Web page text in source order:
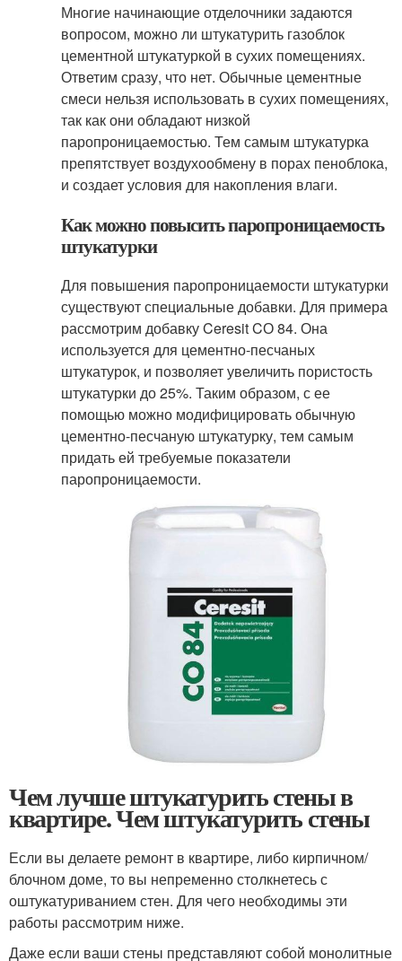
Многие начинающие отделочники задаются
вопросом, можно ли штукатурить газоблок
цементной штукатуркой в сухих помещениях.
Ответим сразу, что нет. Обычные цементные
смеси нельзя использовать в сухих помещениях,
так как они обладают низкой
паропроницаемостью. Тем самым штукатурка
препятствует воздухообмену в порах пеноблока,
и создает условия для накопления влаги.
Как можно повысить паропроницаемость
штукатурки
Для повышения паропроницаемости штукатурки
существуют специальные добавки. Для примера
рассмотрим добавку Ceresit CО 84. Она
используется для цементно-песчаных
штукатурок, и позволяет увеличить пористость
штукатурки до 25%. Таким образом, с ее
помощью можно модифицировать обычную
цементно-песчаную штукатурку, тем самым
придать ей требуемые показатели
паропроницаемости.
Чем лучше штукатурить стены в
квартире. Чем штукатурить стены
Если вы делаете ремонт в квартире, либо кирпичном/
блочном доме, то вы непременно столкнетесь с
оштукатуриванием стен. Для чего необходимы эти
работы рассмотрим ниже.
Даже если ваши стены представляют собой монолитные